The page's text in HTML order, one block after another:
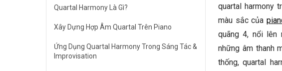
Quartal Harmony Là Gì?
Xây Dựng Hợp Âm Quartal Trên Piano
Ứng Dụng Quartal Harmony Trong Sáng Tác &
Improvisation
quartal harmony
màu sắc của
quãng 4, nổi lên
những âm thanh
thống, quartal